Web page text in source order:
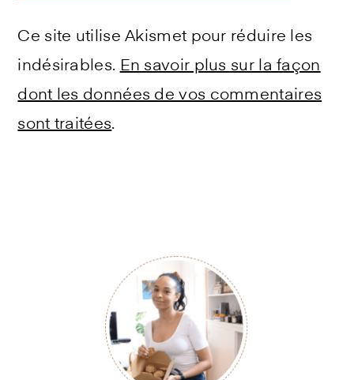
Ce site utilise Akismet pour réduire les
indésirables. En savoir plus sur la façon
dont les données de vos commentaires
sont traitées.